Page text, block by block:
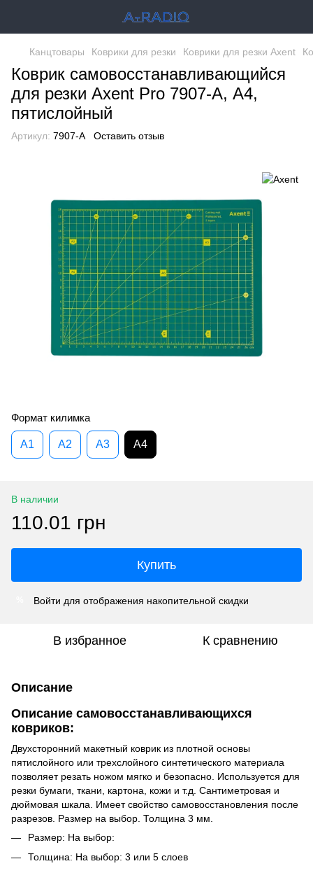
Канцтовары Коврики для резки Коврики для резки Axent
Коврик самовосстанавливающийся
для резки Axent Pro 7907-A, А4,
пятислойный
Артикул: 7907-A Оставить отзыв
Формат килимка
A1 A2 A3 A4
В наличии
110.01 грн
Купить
Войти для отображения накопительной скидки
В избранное К сравнению
Описание
Описание самовосстанавливающихся
ковриков:
Двухсторонний макетный коврик из плотной основы
пятислойного или трехслойного синтетического материала
позволяет резать ножом мягко и безопасно. Используется для
резки бумаги, ткани, картона, кожи и т.д. Сантиметровая и
дюймовая шкала. Имеет свойство самовосстановления после
разрезов. Размер на выбор. Толщина 3 мм.
Размер: На выбор:
Толщина: На выбор: 3 или 5 слоев